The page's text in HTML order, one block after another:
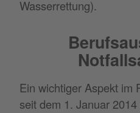
Wasserrettung).
Ein wichtiger Aspekt im
seit dem 1. Januar